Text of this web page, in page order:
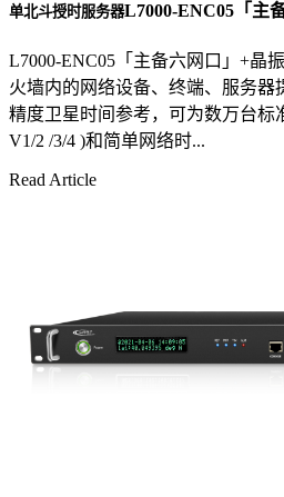
单北斗授时服务器L7000-ENC05「主
L7000-ENC05「主备六网口」+晶
火墙内的网络设备、终端、服务器
精度卫星时间参考，可为数万台标
V1/2 /3/4 )和简单网络时...
Read Article